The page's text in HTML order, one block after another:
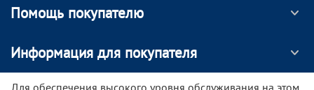
Помощь покупателю
Информация для покупателя
МОБИЛЬНОЕ ПРИЛОЖЕНИЕ